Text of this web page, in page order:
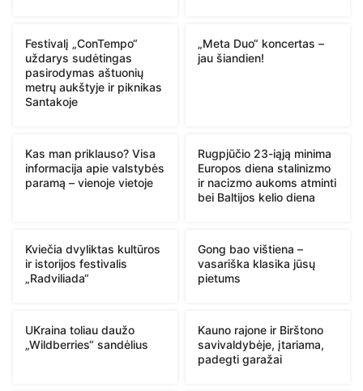
Festivalį „ConTempo“
uždarys sudėtingas
pasirodymas aštuonių
metrų aukštyje ir piknikas
Santakoje
„Meta Duo“ koncertas –
jau šiandien!
Kas man priklauso? Visa
informacija apie valstybės
paramą – vienoje vietoje
Rugpjūčio 23-iąją minima
Europos diena stalinizmo
ir nacizmo aukoms atminti
bei Baltijos kelio diena
Kviečia dvyliktas kultūros
ir istorijos festivalis
„Radviliada“
Gong bao vištiena –
vasariška klasika jūsų
pietums
UKraina toliau daužo
„Wildberries“ sandėlius
Kauno rajone ir Birštono
savivaldybėje, įtariama,
padegti garažai